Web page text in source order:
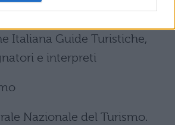
Italiana Guide Turistiche,
e interpreti
Nazionale del Turismo.